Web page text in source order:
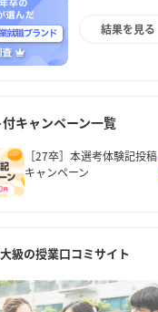
結果を見る
キャンペーン一覧
［27卒］本選考体験記投稿
キャンペーン
級の授業口コミサイト